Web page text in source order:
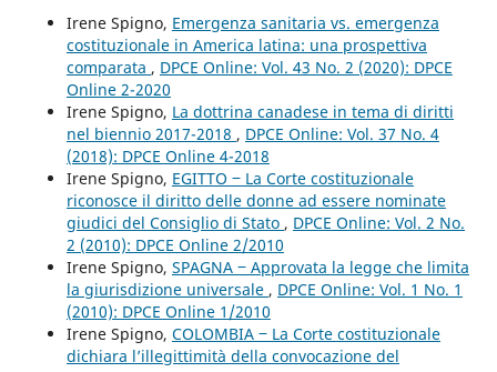
Irene Spigno, Emergenza sanitaria vs. emergenza
costituzionale in America latina: una prospettiva
comparata , DPCE Online: Vol. 43 No. 2 (2020): DPCE
Online 2-2020
Irene Spigno, La dottrina canadese in tema di diritti
nel biennio 2017-2018 , DPCE Online: Vol. 37 No. 4
(2018): DPCE Online 4-2018
Irene Spigno, EGITTO ‒ La Corte costituzionale
riconosce il diritto delle donne ad essere nominate
giudici del Consiglio di Stato , DPCE Online: Vol. 2 No.
2 (2010): DPCE Online 2/2010
Irene Spigno, SPAGNA ‒ Approvata la legge che limita
la giurisdizione universale , DPCE Online: Vol. 1 No. 1
(2010): DPCE Online 1/2010
Irene Spigno, COLOMBIA ‒ La Corte costituzionale
dichiara l’illegittimità della convocazione del